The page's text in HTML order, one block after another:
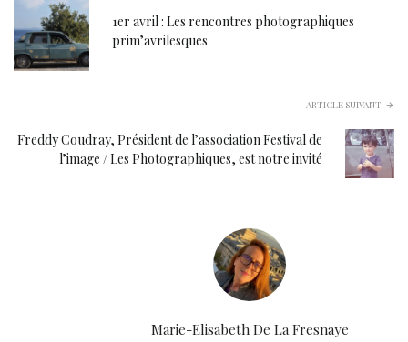
1er avril : Les rencontres photographiques
prim’avrilesques
ARTICLE SUIVANT
Freddy Coudray, Président de l’association Festival de
l’image / Les Photographiques, est notre invité
Marie-Elisabeth De La Fresnaye